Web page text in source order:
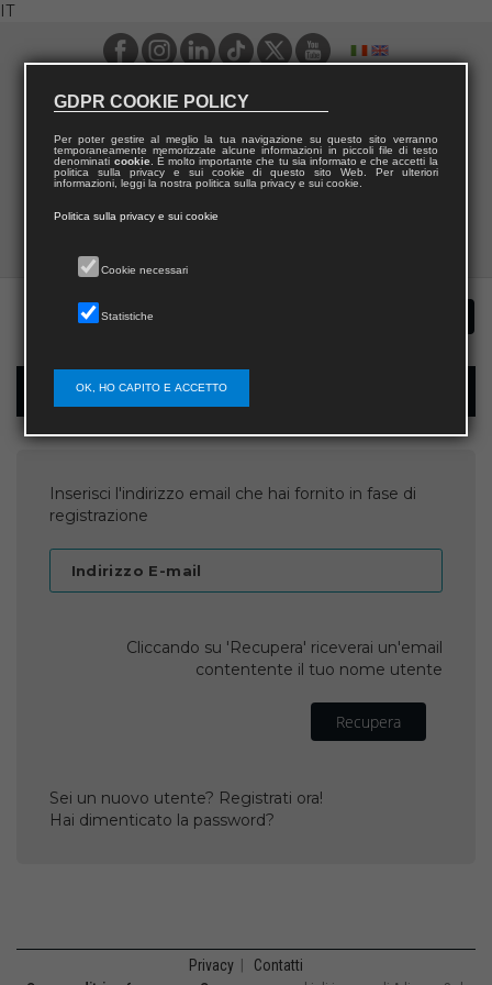
IT
Recupera username
Inserisci l'indirizzo email che hai fornito in fase di
registrazione
Indirizzo E-mail
Cliccando su 'Recupera' riceverai un'email
contentente il tuo nome utente
Recupera
Sei un nuovo utente? Registrati ora!
Hai dimenticato la password?
Privacy Contatti
GDPR COOKIE POLICY
Per poter gestire al meglio la tua navigazione su questo sito verranno
temporaneamente memorizzate alcune informazioni in piccoli file di testo
denominati cookie. È molto importante che tu sia informato e che accetti la
politica sulla privacy e sui cookie di questo sito Web. Per ulteriori
informazioni, leggi la nostra politica sulla privacy e sui cookie.
Politica sulla privacy e sui cookie
Cookie necessari
Statistiche
OK, HO CAPITO E ACCETTO